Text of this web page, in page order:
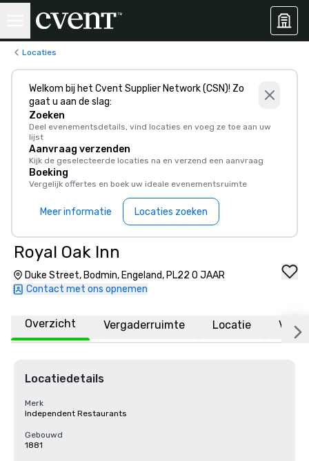
Locaties
Welkom bij het Cvent Supplier Network (CSN)! Zo
gaat u aan de slag:
Zoeken
Deel evenementsdetails, vind locaties en voeg ze toe aan uw
lijst
Aanvraag verzenden
Kijk de geselecteerde locaties na en verzend een aanvraag
Boeking
Vergelijk offertes en boek uw ideale evenementsruimte
Meer informatie Locaties zoeken
Royal Oak Inn
Duke Street, Bodmin, Engeland, PL22 0 JAAR
Contact met ons opnemen
Overzicht Vergaderruimte Locatie
Locatiedetails
Merk
Independent Restaurants
Gebouwd
1881